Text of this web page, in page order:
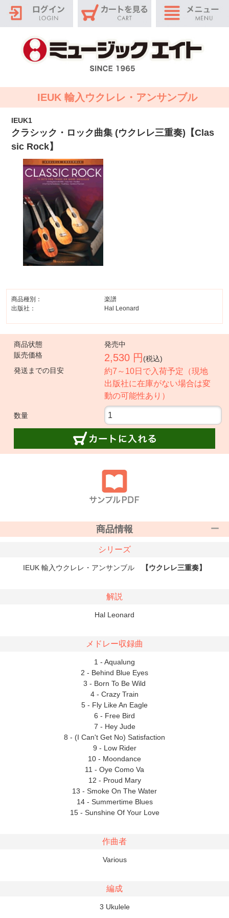
IEUK 輸入ウクレレ・アンサンブル
IEUK1
クラシック・ロック曲集 (ウクレレ三重奏)【Clas
sic Rock】
商品種別：
楽譜
出版社：
Hal Leonard
商品状態
発売中
販売価格
2,530 円 (税込)
発送までの目安
約7～10日で入荷予定（現地
出版社に在庫がない場合は変
動の可能性あり）
数量
商品情報
シリーズ
IEUK 輸入ウクレレ・アンサンブル 【ウクレレ三重奏】
解説
Hal Leonard
メドレー収録曲
1 - Aqualung
2 - Behind Blue Eyes
3 - Born To Be Wild
4 - Crazy Train
5 - Fly Like An Eagle
6 - Free Bird
7 - Hey Jude
8 - (I Can't Get No) Satisfaction
9 - Low Rider
10 - Moondance
11 - Oye Como Va
12 - Proud Mary
13 - Smoke On The Water
14 - Summertime Blues
15 - Sunshine Of Your Love
作曲者
Various
編成
3 Ukulele